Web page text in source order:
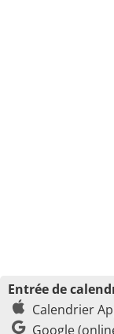
Entrée de
Calendrier
Google